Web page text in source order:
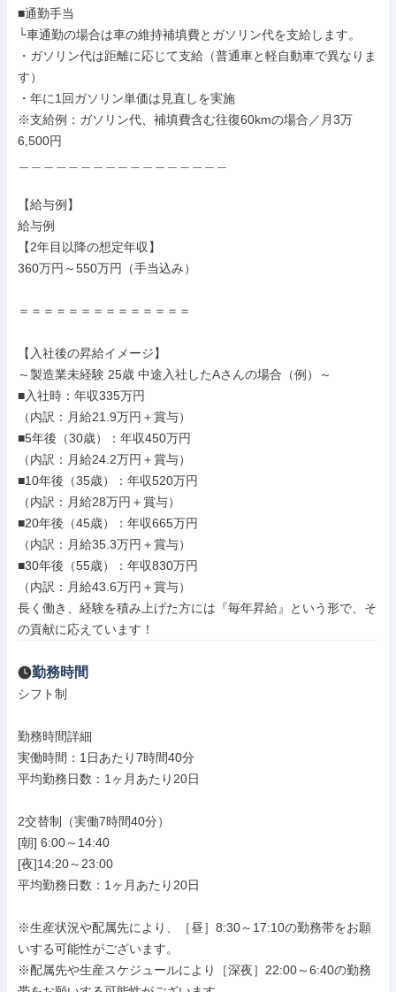
■通勤手当
└車通勤の場合は車の維持補填費とガソリン代を支給します。
・ガソリン代は距離に応じて支給（普通車と軽自動車で異なりま
す）
・年に1回ガソリン単価は見直しを実施
※支給例：ガソリン代、補填費含む往復60kmの場合／月3万
6,500円
【給与例】
給与例
【2年目以降の想定年収】
360万円～550万円（手当込み）
＝＝＝＝＝＝＝＝＝＝＝＝＝＝
【入社後の昇給イメージ】
～製造業未経験 25歳 中途入社したAさんの場合（例）～
■入社時：年収335万円
（内訳：月給21.9万円＋賞与）
■5年後（30歳）：年収450万円
（内訳：月給24.2万円＋賞与）
■10年後（35歳）：年収520万円
（内訳：月給28万円＋賞与）
■20年後（45歳）：年収665万円
（内訳：月給35.3万円＋賞与）
■30年後（55歳）：年収830万円
（内訳：月給43.6万円＋賞与）
長く働き、経験を積み上げた方には『毎年昇給』という形で、そ
の貢献に応えています！
勤務時間
シフト制
勤務時間詳細
実働時間：1日あたり7時間40分
平均勤務日数：1ヶ月あたり20日
2交替制（実働7時間40分）
[朝] 6:00～14:40
[夜]14:20～23:00
平均勤務日数：1ヶ月あたり20日
※生産状況や配属先により、［昼］8:30～17:10の勤務帯をお願
いする可能性がございます。
※配属先や生産スケジュールにより［深夜］22:00～6:40の勤務